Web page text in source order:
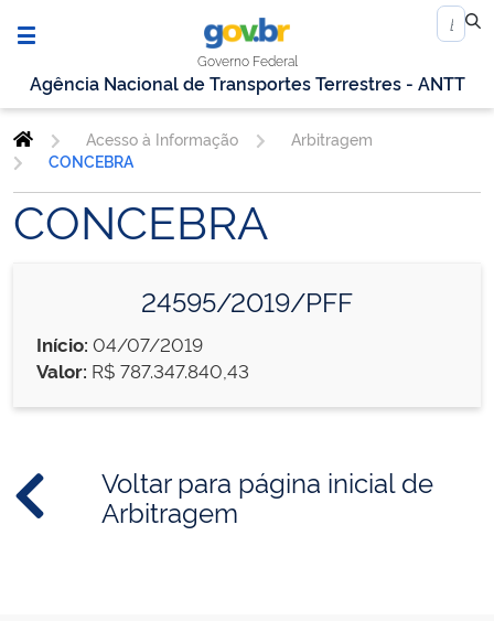
Governo Federal
Agência Nacional de Transportes Terrestres - ANTT
Acesso à Informação
Arbitragem
CONCEBRA
CONCEBRA
24595/2019/PFF
Início: 04/07/2019
Valor: R$ 787.347.840,43
Voltar para página inicial de
Arbitragem